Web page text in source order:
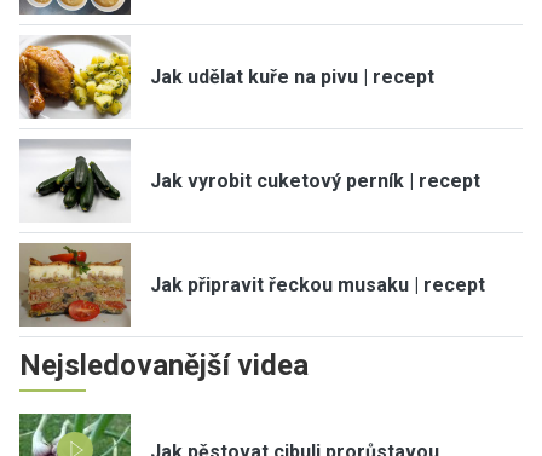
Jak udělat kuře na pivu | recept
Jak vyrobit cuketový perník | recept
Jak připravit řeckou musaku | recept
Nejsledovanější videa